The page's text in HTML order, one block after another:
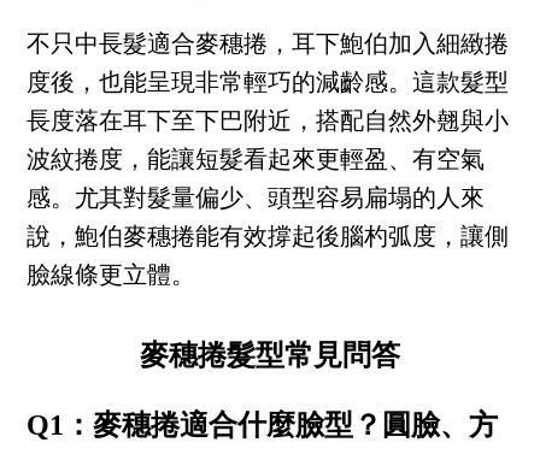
不只中長髮適合麥穗捲，耳下鮑伯加入細緻捲
度後，也能呈現非常輕巧的減齡感。這款髮型
長度落在耳下至下巴附近，搭配自然外翹與小
波紋捲度，能讓短髮看起來更輕盈、有空氣
感。尤其對髮量偏少、頭型容易扁塌的人來
說，鮑伯麥穗捲能有效撐起後腦杓弧度，讓側
臉線條更立體。
麥穗捲髮型常見問答
Q1：麥穗捲適合什麼臉型？圓臉、方